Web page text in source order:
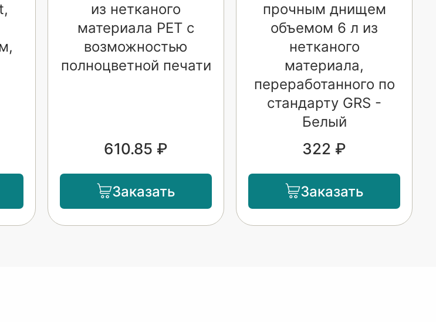
из нетканого
материала PET с
возможностью
полноцветной печати
610.85 ₽
Заказать
прочным днищем
объемом 6 л из
нетканого
материала,
переработанного по
стандарту GRS -
Белый
322 ₽
Заказать